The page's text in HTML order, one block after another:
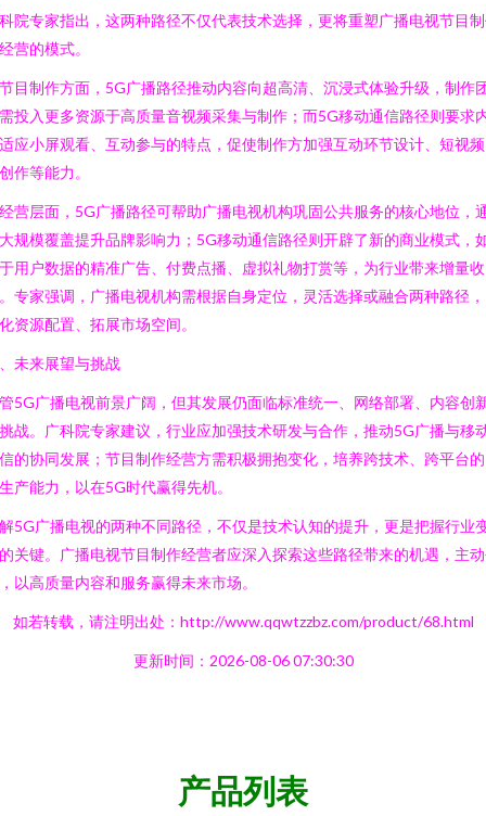
院专家指出，这两种路径不仅代表技术选择，更将重塑广播电视节目
营的模式。
目制作方面，5G广播路径推动内容向超高清、沉浸式体验升级，制作
投入更多资源于高质量音视频采集与制作；而5G移动通信路径则要求
应小屏观看、互动参与的特点，促使制作方加强互动环节设计、短视
作等能力。
营层面，5G广播路径可帮助广播电视机构巩固公共服务的核心地位，
规模覆盖提升品牌影响力；5G移动通信路径则开辟了新的商业模式，
用户数据的精准广告、付费点播、虚拟礼物打赏等，为行业带来增量收
专家强调，广播电视机构需根据自身定位，灵活选择或融合两种路径
资源配置、拓展市场空间。
未来展望与挑战
5G广播电视前景广阔，但其发展仍面临标准统一、网络部署、内容创
战。广科院专家建议，行业应加强技术研发与合作，推动5G广播与移
的协同发展；节目制作经营方需积极拥抱变化，培养跨技术、跨平台
产能力，以在5G时代赢得先机。
5G广播电视的两种不同路径，不仅是技术认知的提升，更是把握行业
关键。广播电视节目制作经营者应深入探索这些路径带来的机遇，主
以高质量内容和服务赢得未来市场。
如若转载，请注明出处：http://www.qqwtzzbz.com/product/68.html
更新时间：2026-08-06 07:30:30
产品列表